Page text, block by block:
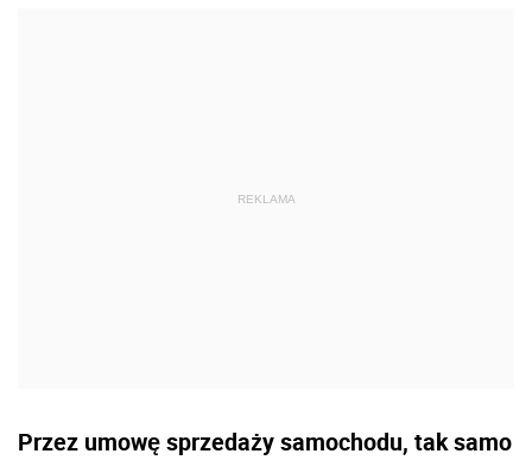
Przez umowę sprzedaży samochodu, tak samo